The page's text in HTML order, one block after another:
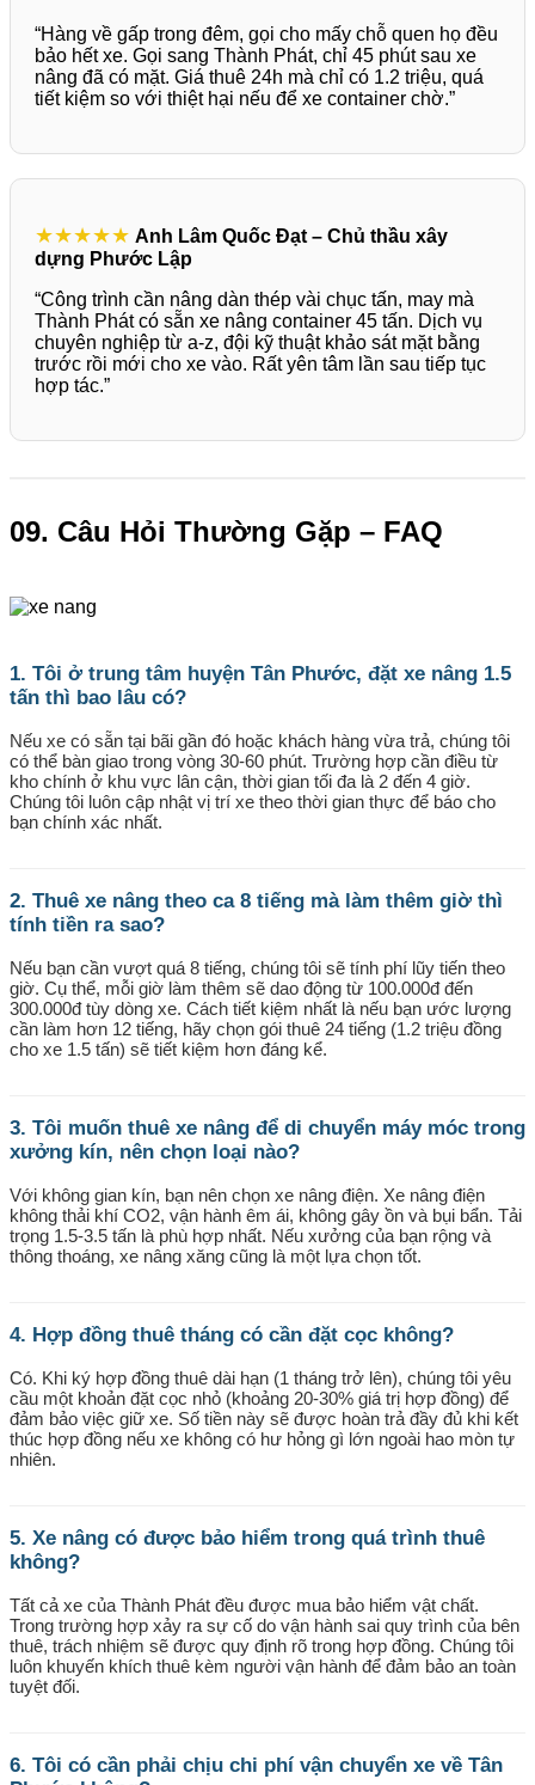
“Hàng về gấp trong đêm, gọi cho mấy chỗ quen họ đều
bảo hết xe. Gọi sang Thành Phát, chỉ 45 phút sau xe
nâng đã có mặt. Giá thuê 24h mà chỉ có 1.2 triệu, quá
tiết kiệm so với thiệt hại nếu để xe container chờ.”
★★★★★ Anh Lâm Quốc Đạt – Chủ thầu xây
dựng Phước Lập
“Công trình cần nâng dàn thép vài chục tấn, may mà
Thành Phát có sẵn xe nâng container 45 tấn. Dịch vụ
chuyên nghiệp từ a-z, đội kỹ thuật khảo sát mặt bằng
trước rồi mới cho xe vào. Rất yên tâm lần sau tiếp tục
hợp tác.”
09. Câu Hỏi Thường Gặp – FAQ
1. Tôi ở trung tâm huyện Tân Phước, đặt xe nâng 1.5
tấn thì bao lâu có?
Nếu xe có sẵn tại bãi gần đó hoặc khách hàng vừa trả, chúng tôi
có thể bàn giao trong vòng 30-60 phút. Trường hợp cần điều từ
kho chính ở khu vực lân cận, thời gian tối đa là 2 đến 4 giờ.
Chúng tôi luôn cập nhật vị trí xe theo thời gian thực để báo cho
bạn chính xác nhất.
2. Thuê xe nâng theo ca 8 tiếng mà làm thêm giờ thì
tính tiền ra sao?
Nếu bạn cần vượt quá 8 tiếng, chúng tôi sẽ tính phí lũy tiến theo
giờ. Cụ thể, mỗi giờ làm thêm sẽ dao động từ 100.000đ đến
300.000đ tùy dòng xe. Cách tiết kiệm nhất là nếu bạn ước lượng
cần làm hơn 12 tiếng, hãy chọn gói thuê 24 tiếng (1.2 triệu đồng
cho xe 1.5 tấn) sẽ tiết kiệm hơn đáng kể.
3. Tôi muốn thuê xe nâng để di chuyển máy móc trong
xưởng kín, nên chọn loại nào?
Với không gian kín, bạn nên chọn xe nâng điện. Xe nâng điện
không thải khí CO2, vận hành êm ái, không gây ồn và bụi bẩn. Tải
trọng 1.5-3.5 tấn là phù hợp nhất. Nếu xưởng của bạn rộng và
thông thoáng, xe nâng xăng cũng là một lựa chọn tốt.
4. Hợp đồng thuê tháng có cần đặt cọc không?
Có. Khi ký hợp đồng thuê dài hạn (1 tháng trở lên), chúng tôi yêu
cầu một khoản đặt cọc nhỏ (khoảng 20-30% giá trị hợp đồng) để
đảm bảo việc giữ xe. Số tiền này sẽ được hoàn trả đầy đủ khi kết
thúc hợp đồng nếu xe không có hư hỏng gì lớn ngoài hao mòn tự
nhiên.
5. Xe nâng có được bảo hiểm trong quá trình thuê
không?
Tất cả xe của Thành Phát đều được mua bảo hiểm vật chất.
Trong trường hợp xảy ra sự cố do vận hành sai quy trình của bên
thuê, trách nhiệm sẽ được quy định rõ trong hợp đồng. Chúng tôi
luôn khuyến khích thuê kèm người vận hành để đảm bảo an toàn
tuyệt đối.
6. Tôi có cần phải chịu chi phí vận chuyển xe về Tân